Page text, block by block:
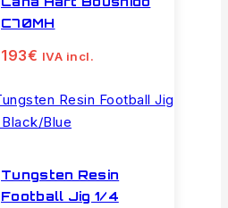
C70MH
193€ IVA incl.
Tungsten Resin
Football Jig 1/4